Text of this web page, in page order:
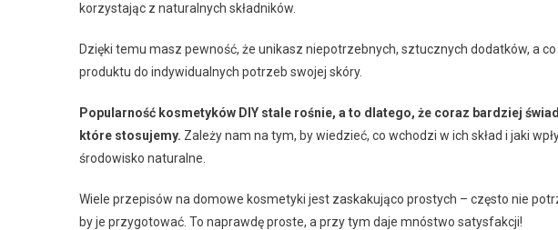
korzystając z naturalnych składników.
Dzięki temu masz pewność, że unikasz niepotrzebnych, sztucznych dodatków, a
produktu do indywidualnych potrzeb swojej skóry.
Popularność kosmetyków DIY stale rośnie, a to dlatego, że coraz bardziej
które stosujemy. Zależy nam na tym, by wiedzieć, co wchodzi w ich skład i jaki
środowisko naturalne.
Wiele przepisów na domowe kosmetyki jest zaskakująco prostych – często nie
by je przygotować. To naprawdę proste, a przy tym daje mnóstwo satysfakcji!